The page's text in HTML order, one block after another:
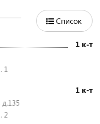
Список
1 к-т
1
1 к-т
2